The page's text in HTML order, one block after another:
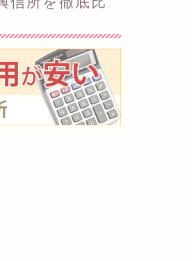
とは？
気調査はどれだけ費用